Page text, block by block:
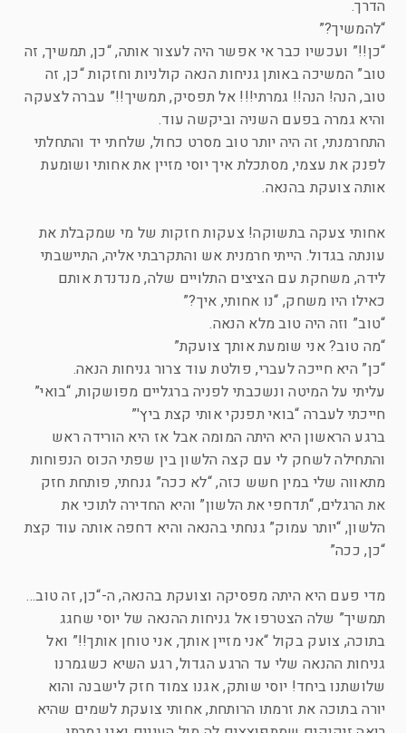
הדרך.
“להמשיך?”
“כן!!” ועכשיו כבר אי אפשר היה לעצור אותה, “כן, תמשיך, זה
טוב” המשיכה באותן גניחות הנאה קולניות וחזקות “כן, זה
טוב, הנה! הנה!! גמרתי!!! אל תפסיק, תמשיך!!” עברה לצעקה
והיא גמרה בפעם השניה וביקשה עוד.
התחרמנתי, זה היה יותר טוב מסרט כחול, שלחתי יד והתחלתי
לפנק את עצמי, מסתכלת איך יוסי מזיין את אחותי ושומעת
אותה צועקת בהנאה.
אחותי צעקה בתשוקה! צעקות חזקות של מי שמקבלת את
עונתה בגדול. הייתי חרמנית אש והתקרבתי אליה, התיישבתי
לידה, משחקת עם הציצים התלויים שלה, מנדנדת אותם
כאילו היו משחק, “נו אחותי, איך?”
“טוב” וזה היה טוב מלא הנאה.
“מה טוב? אני שומעת אותך צועקת”
“כן” היא חייכה לעברי, פולטת עוד צרור גניחות הנאה.
עליתי על המיטה ונשכבתי לפניה ברגליים מפושקות, “בואי”
חייכתי לעברה “בואי תפנקי אותי קצת ביץ'”
ברגע הראשון היא היתה המומה אבל אז היא הורידה ראש
והתחילה לשחק לי עם קצה הלשון בין שפתי הכוס הנפוחות
מתאווה שלי במין חשש כזה, “לא ככה” גנחתי, פותחת חזק
את הרגלים, “תדחפי את הלשון” והיא החדירה לתוכי את
הלשון, “יותר עמוק” גנחתי בהנאה והיא דחפה אותה עוד קצת
“כן, ככה”
מדי פעם היא היתה מפסיקה וצועקת בהנאה, ה-“כן, זה טוב…
תמשיך” שלה הצטרפו אל גניחות ההנאה של יוסי שחגג
בתוכה, צועק בקול “אני מזיין אותך, אני טוחן אותך!!” ואל
גניחות ההנאה שלי עד הרגע הגדול, רגע השיא כשגמרנו
שלושתנו ביחד! יוסי שותק, אגנו צמוד חזק לישבנה והוא
יורה בתוכה את זרמתו הרותחת, אחותי צועקת לשמים שהיא